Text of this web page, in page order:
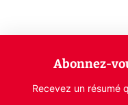
Abonnez-
Recevez un résumé